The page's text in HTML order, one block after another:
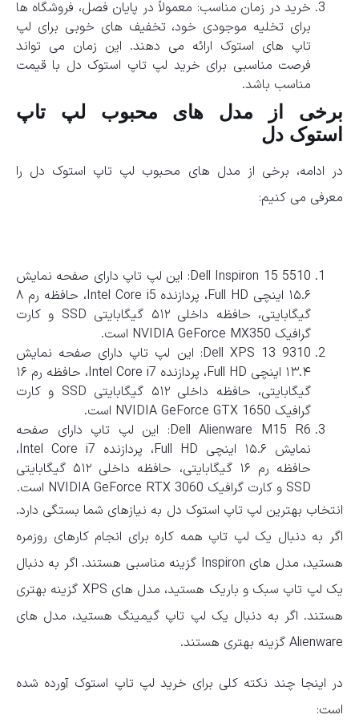
خرید در زمان مناسب: معمولاً در پایان فصل، فروشگاه ها
برای تخلیه موجودی خود، تخفیف های خوبی برای لپ
تاپ های استوک ارائه می دهند. این زمان می تواند
فرصت مناسبی برای خرید لپ تاپ استوک دل با قیمت
مناسب باشد.
برخی از مدل های محبوب لپ تاپ
استوک دل
در ادامه، برخی از مدل های محبوب لپ تاپ استوک دل را
معرفی می کنیم:
Dell Inspiron 15 5510: این لپ تاپ دارای صفحه نمایش
۱۵.۶ اینچی Full HD، پردازنده Intel Core i5، حافظه رم ۸
گیگابایتی، حافظه داخلی ۵۱۲ گیگابایتی SSD و کارت
گرافیک NVIDIA GeForce MX350 است.
Dell XPS 13 9310: این لپ تاپ دارای صفحه نمایش
۱۳.۴ اینچی Full HD، پردازنده Intel Core i7، حافظه رم ۱۶
گیگابایتی، حافظه داخلی ۵۱۲ گیگابایتی SSD و کارت
گرافیک NVIDIA GeForce GTX 1650 است.
Dell Alienware M15 R6: این لپ تاپ دارای صفحه
نمایش ۱۵.۶ اینچی Full HD، پردازنده Intel Core i7،
حافظه رم ۱۶ گیگابایتی، حافظه داخلی ۵۱۲ گیگابایتی
SSD و کارت گرافیک NVIDIA GeForce RTX 3060 است.
انتخاب بهترین لپ تاپ استوک دل به نیازهای شما بستگی دارد.
اگر به دنبال یک لپ تاپ همه کاره برای انجام کارهای روزمره
هستید، مدل های Inspiron گزینه مناسبی هستند. اگر به دنبال
یک لپ تاپ سبک و باریک هستید، مدل های XPS گزینه بهتری
هستند. اگر به دنبال یک لپ تاپ گیمینگ هستید، مدل های
Alienware گزینه بهتری هستند.
در اینجا چند نکته کلی برای خرید لپ تاپ استوک آورده شده
است: